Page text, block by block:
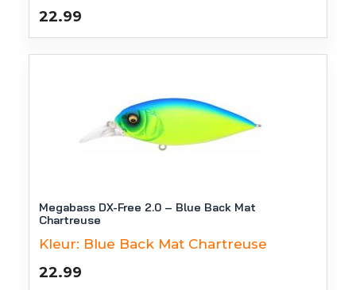
22.99
Megabass DX-Free 2.0 – Blue Back Mat
Chartreuse
Kleur: Blue Back Mat Chartreuse
22.99